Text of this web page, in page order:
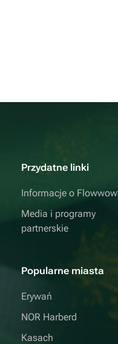
Przydatne linki
Informacje o Flowwow
Media i programy
partnerskie
Popularne miasta
Erywań
NOR Harberd
Kasach